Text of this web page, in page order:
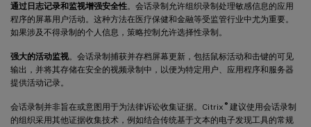
通过日志记录和监视增强安全性。会话录制允许组织录制处理敏感信息的应用
程序的屏幕用户活动。这种方法在医疗保健和金融等受监管行业中尤为重要。
如果涉及不得录制的个人信息，策略控制允许选择性录制。
强大的活动监视。会话录制捕获并存档屏幕更新，包括鼠标活动和击键的可见
输出，并将其存储在安全的视频录制中，以便为特定用户、应用程序和服务器
提供活动记录。
会话录制并非旨在或意图用于为法律诉讼收集证据。Citrix ®建议使用会话录制
的组织采用其他证据收集技术，例如结合传统基于文本的电子发现工具的常规